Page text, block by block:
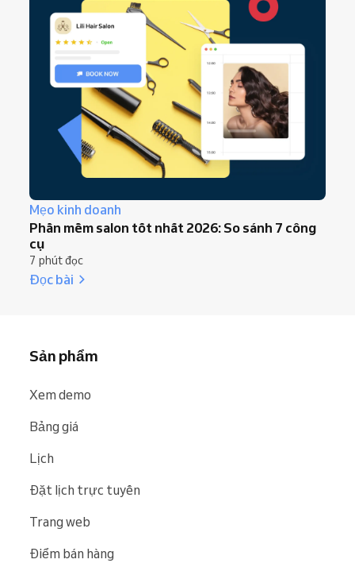
Mẹo kinh doanh
Phần mềm salon tốt nhất 2026: So sánh 7 công
cụ
7 phút đọc
Đọc bài
Sản phẩm
Xem demo
Bảng giá
Lịch
Đặt lịch trực tuyến
Trang web
Điểm bán hàng